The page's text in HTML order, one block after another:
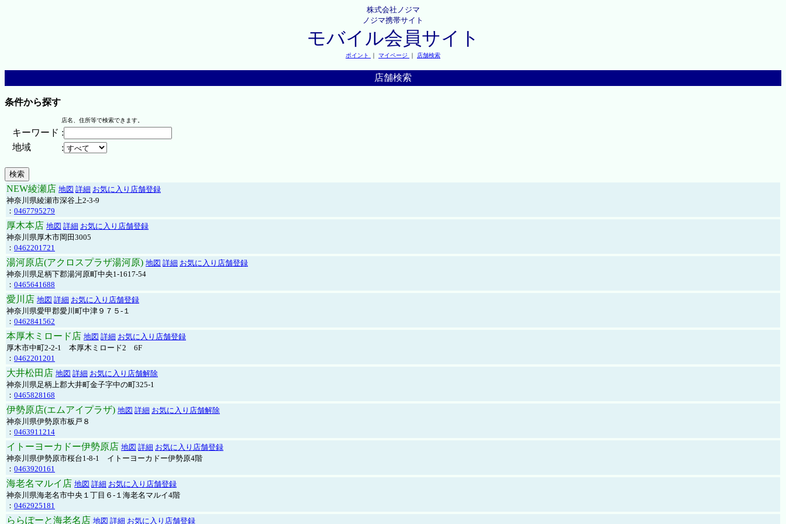
株式会社ノジマ
ノジマ携帯サイト
モバイル会員サイト
ポイント ｜ マイページ ｜ 店舗検索
店舗検索
条件から探す
店名、住所等で検索できます。
キーワード :
地域
:
NEW綾瀬店 地図 詳細 お気に入り店舗登録
神奈川県綾瀬市深谷上2-3-9
： 0467795279
厚木本店 地図 詳細 お気に入り店舗登録
神奈川県厚木市岡田3005
： 0462201721
湯河原店(アクロスプラザ湯河原) 地図 詳細 お気に入り店舗登録
神奈川県足柄下郡湯河原町中央1-1617-54
： 0465641688
愛川店 地図 詳細 お気に入り店舗登録
神奈川県愛甲郡愛川町中津９７５-１
： 0462841562
本厚木ミロード店 地図 詳細 お気に入り店舗登録
厚木市中町2-2-1 本厚木ミロード2 6F
： 0462201201
大井松田店 地図 詳細 お気に入り店舗解除
神奈川県足柄上郡大井町金子字中の町325-1
： 0465828168
伊勢原店(エムアイプラザ) 地図 詳細 お気に入り店舗解除
神奈川県伊勢原市板戸８
： 0463911214
イトーヨーカドー伊勢原店 地図 詳細 お気に入り店舗登録
神奈川県伊勢原市桜台1-8-1 イトーヨーカドー伊勢原4階
： 0463920161
海老名マルイ店 地図 詳細 お気に入り店舗登録
神奈川県海老名市中央１丁目６-１海老名マルイ4階
： 0462925181
ららぽーと海老名店 地図 詳細 お気に入り店舗登録